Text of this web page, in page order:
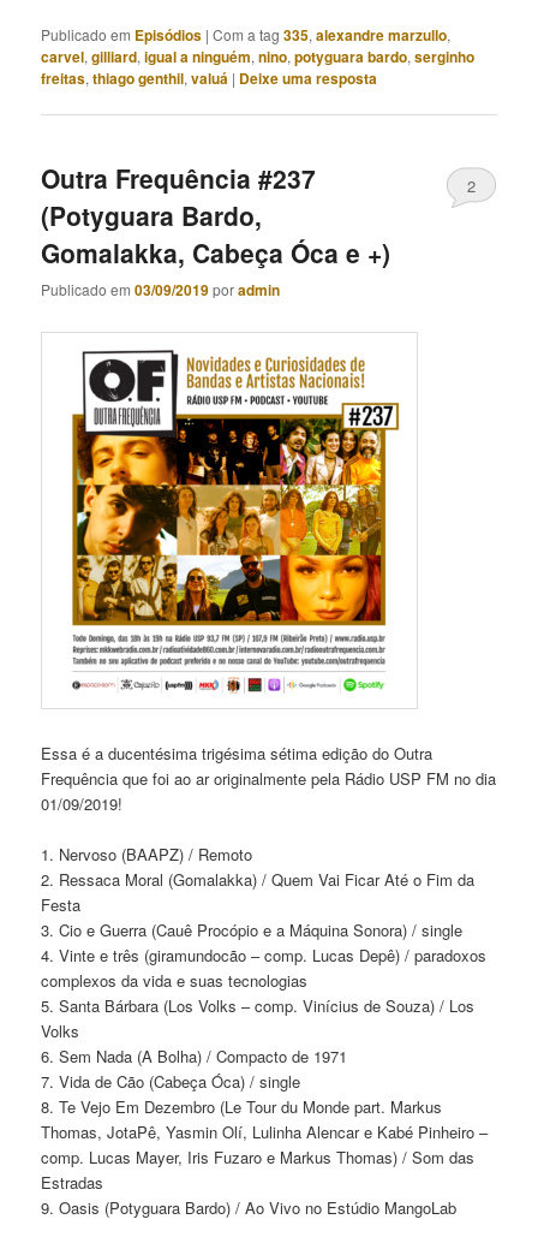
Publicado em Episódios |Com a tag335,alexandre marzullo,
carvel,gilliard,igual a ninguém,nino,potyguara bardo,serginho
freitas,thiago genthil,valuá | Deixe uma resposta
Outra Frequência #237
(Potyguara Bardo,
Gomalakka, Cabeça Óca e +)
Publicado em03/09/2019poradmin
2
Essa é a ducentésima trigésima sétima edição do Outra
Frequência que foi ao ar originalmente pela Rádio USP FM no dia
01/09/2019!
1. Nervoso (BAAPZ) / Remoto
2. Ressaca Moral (Gomalakka) / Quem Vai Ficar Até o Fim da
Festa
3. Cio e Guerra (Cauê Procópio e a Máquina Sonora) / single
4. Vinte e três (giramundocão – comp. Lucas Depê) / paradoxos
complexos da vida e suas tecnologias
5. Santa Bárbara (Los Volks – comp. Vinícius de Souza) / Los
Volks
6. Sem Nada (A Bolha) / Compacto de 1971
7. Vida de Cão (Cabeça Óca) / single
8. Te Vejo Em Dezembro (Le Tour du Monde part. Markus
Thomas, JotaPê, Yasmin Olí, Lulinha Alencar e Kabé Pinheiro –
comp. Lucas Mayer, Iris Fuzaro e Markus Thomas) / Som das
Estradas
9. Oasis (Potyguara Bardo) / Ao Vivo no Estúdio MangoLab